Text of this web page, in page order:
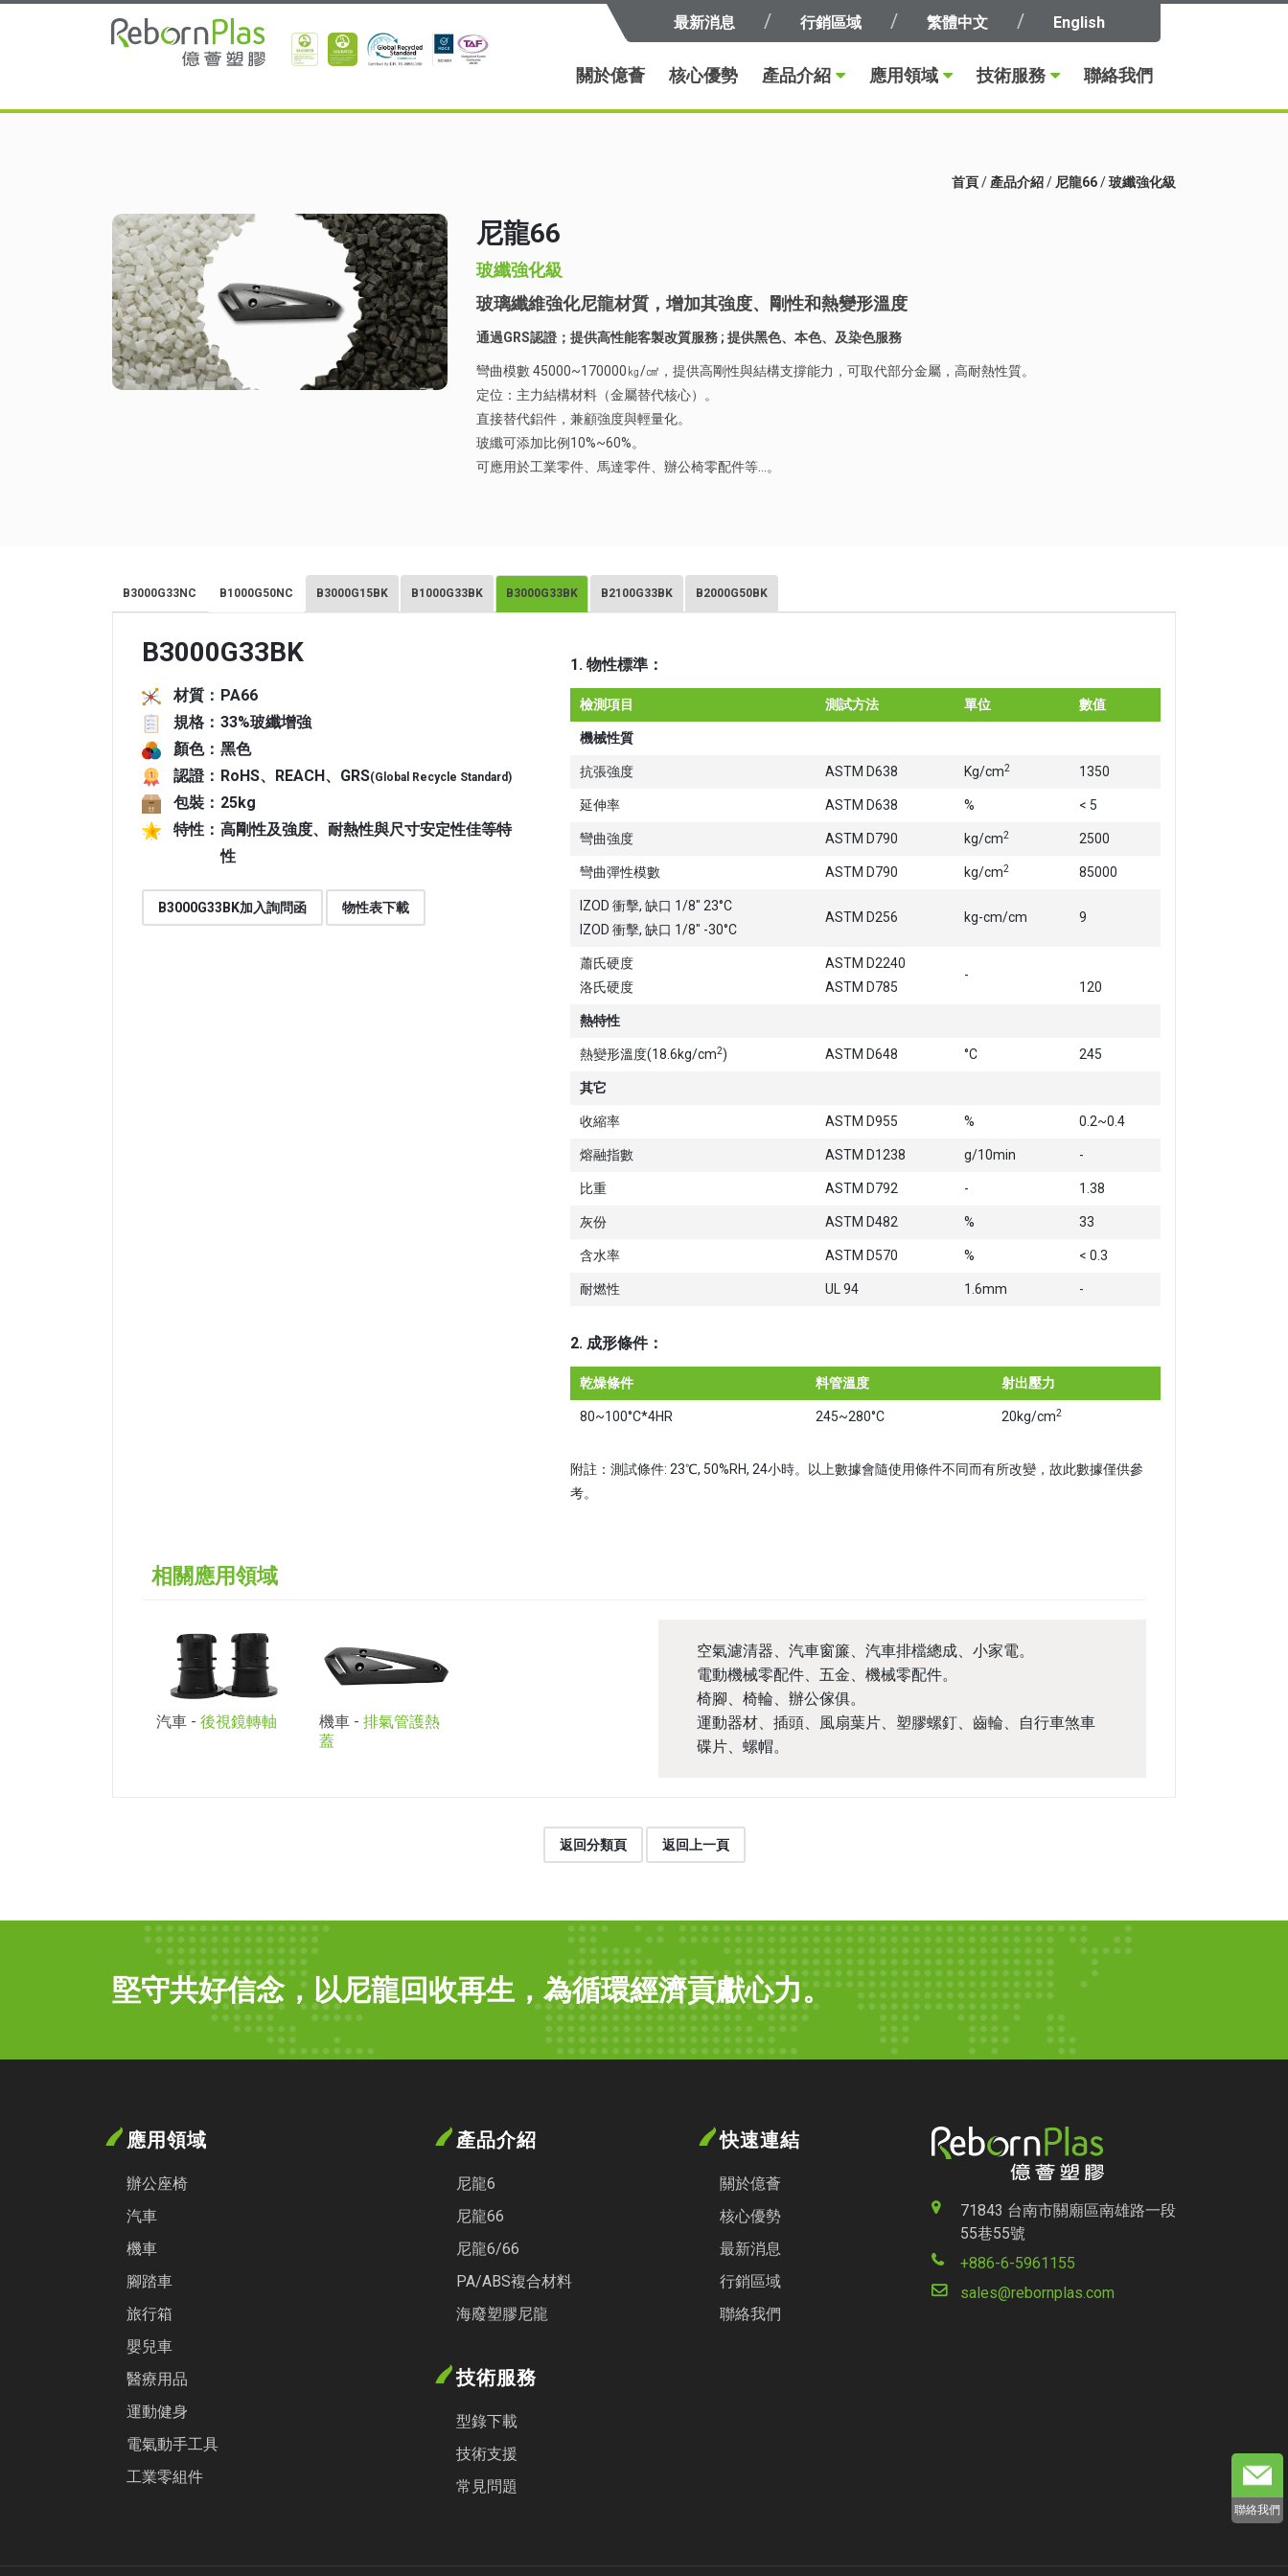
最新消息 行銷區域 繁體中文 English
關於億薈 核心優勢 產品介紹 應用領域 技術服務 聯絡我們
首頁/ 產品介紹/ 尼龍66/玻纖強化級
尼龍66
玻纖強化級
玻璃纖維強化尼龍材質，增加其強度、剛性和熱變形溫度
通過GRS認證；提供高性能客製改質服務 ; 提供黑色、本色、及染色服務
彎曲模數 45000~170000㎏/㎠，提供高剛性與結構支撐能力，可取代部分金屬，高耐熱性質。
定位：主力結構材料（金屬替代核心）。
直接替代鋁件，兼顧強度與輕量化。
玻纖可添加比例10%~60%。
可應用於工業零件、馬達零件、辦公椅零配件等…。
B3000G33NC B1000G50NC B3000G15BK B1000G33BK B3000G33BK B2100G33BK B2000G50BK
B3000G33BK
材質： PA66
規格： 33%玻纖增強
顏色： 黑色
認證： RoHS、REACH、GRS(Global Recycle Standard)
包裝： 25kg
特性： 高剛性及強度、耐熱性與尺寸安定性佳等特
性
B3000G33BK加入詢問函 物性表下載
1. 物性標準：
檢測項目 測試方法 單位 數值
機械性質
抗張強度 ASTM D638 Kg/cm2 1350
延伸率 ASTM D638 % < 5
彎曲強度 ASTM D790 kg/cm2 2500
彎曲彈性模數 ASTM D790 kg/cm2 85000
IZOD 衝擊, 缺口 1/8" 23°C
IZOD 衝擊, 缺口 1/8" -30°C
ASTM D256 kg-cm/cm 9
蕭氏硬度
洛氏硬度
ASTM D2240
ASTM D785
-
120
熱特性
熱變形溫度(18.6kg/cm2) ASTM D648 °C 245
其它
收縮率 ASTM D955 % 0.2~0.4
熔融指數 ASTM D1238 g/10min -
比重 ASTM D792 - 1.38
灰份 ASTM D482 % 33
含水率 ASTM D570 % < 0.3
耐燃性 UL 94 1.6mm -
2. 成形條件：
乾燥條件 料管溫度 射出壓力
80~100°C*4HR 245~280°C 20kg/cm2
附註：測試條件: 23℃, 50%RH, 24小時。以上數據會隨使用條件不同而有所改變，故此數據僅供參
考。
相關應用領域
汽車 - 後視鏡轉軸 機車 - 排氣管護熱
蓋
空氣濾清器、汽車窗簾、汽車排檔總成、小家電。
電動機械零配件、五金、機械零配件。
椅腳、椅輪、辦公傢俱。
運動器材、插頭、風扇葉片、塑膠螺釘、齒輪、自行車煞車
碟片、螺帽。
返回分類頁 返回上一頁
堅守共好信念，以尼龍回收再生，為循環經濟貢獻心力。
應用領域
辦公座椅
汽車
機車
腳踏車
旅行箱
嬰兒車
醫療用品
運動健身
電氣動手工具
工業零組件
產品介紹
尼龍6
尼龍66
尼龍6/66
PA/ABS複合材料
海廢塑膠尼龍
快速連結
關於億薈
核心優勢
最新消息
行銷區域
聯絡我們
技術服務
型錄下載
技術支援
常見問題
71843 台南市關廟區南雄路一段
55巷55號
+886-6-5961155
sales@rebornplas.com
聯絡我們